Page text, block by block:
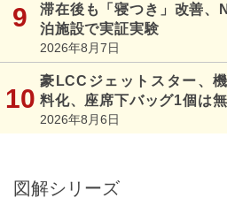
滞在後も「寝つき」改善、
泊施設で実証実験
2026年8月7日
豪LCCジェットスター、
料化、座席下バッグ1個は
2026年8月6日
図解シリーズ